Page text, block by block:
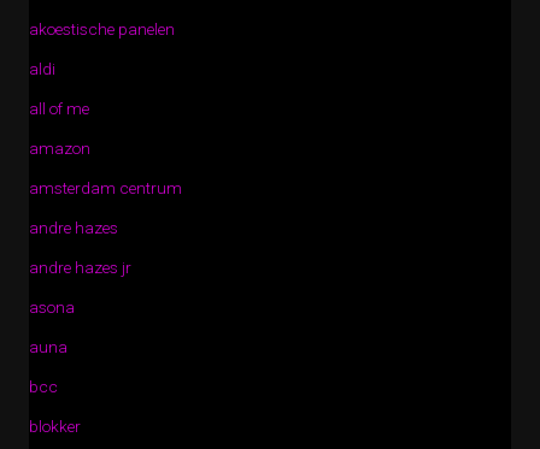
akoestische panelen
aldi
all of me
amazon
amsterdam centrum
andre hazes
andre hazes jr
asona
auna
bcc
blokker